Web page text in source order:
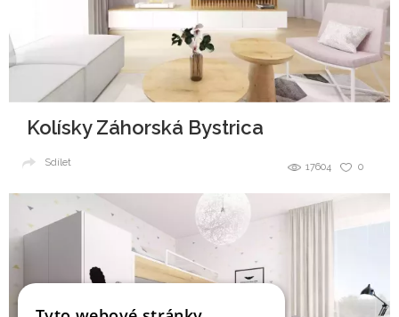
Kolísky Záhorská Bystrica
0
17604
Sdílet